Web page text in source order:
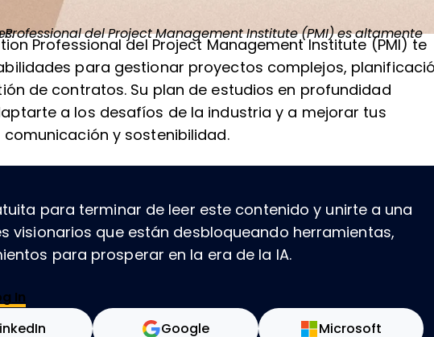
Professional delProject Management Institute (PMI)
Professional del Project Management Institute (PMI) te
para gestionar proyectos complejos,
de contratos. Su plan de estudios en profundidad
a los desafíos de la industria y a mejorar tus
y sostenibilidad.
para terminar de leer este contenido y unirte a una
visionarios que están desbloqueando herramientas,
para prosperar en la era de la IA.
In
Google Microsoft